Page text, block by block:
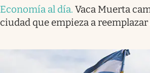
Economía al día. Vaca Muerta
ciudad que empieza a reemplazar